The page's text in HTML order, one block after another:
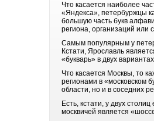
Что касается наиболее
«Яндекса», петербуржцы
большую часть букв
региона, организаций или
Самым популярным у
Кстати, Ярославль
«букварь» в двух
Что касается Москвы, то
регионами в «московском
области, но и в соседних
Есть, кстати, у двух
москвичей является